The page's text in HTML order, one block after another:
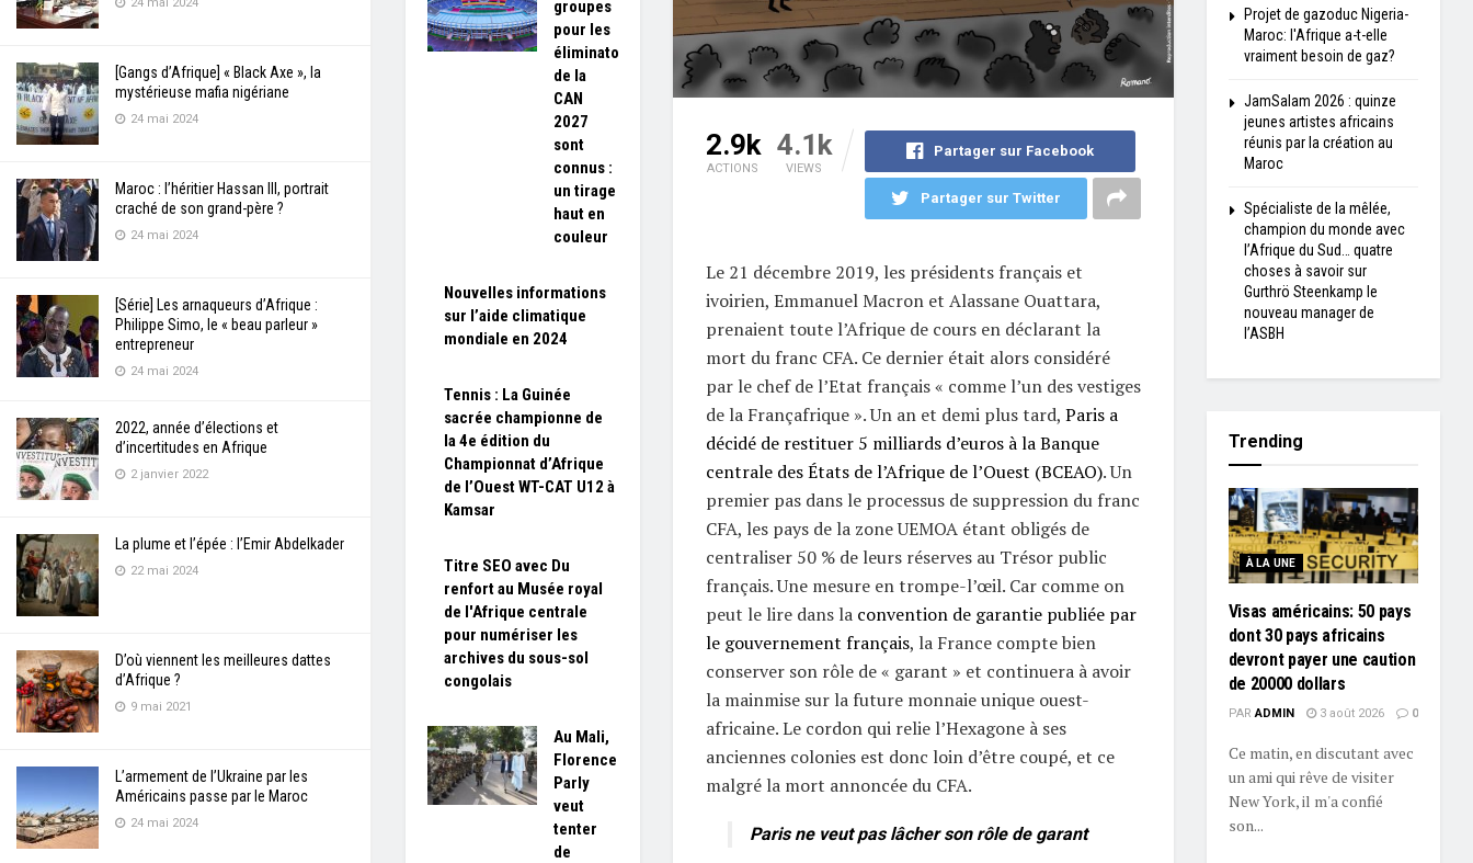
[Gangs d’Afrique] « Black Axe », la
mystérieuse mafia nigériane
24 mai 2024
Maroc : l’héritier Hassan III, portrait
craché de son grand-père ?
24 mai 2024
[Série] Les arnaqueurs d’Afrique :
Philippe Simo, le « beau parleur »
entrepreneur
24 mai 2024
2022, année d’élections et
d’incertitudes en Afrique
2 janvier 2022
La plume et l’épée : l’Emir Abdelkader
22 mai 2024
D’où viennent les meilleures dattes
d’Afrique ?
9 mai 2021
L’armement de l’Ukraine par les
Américains passe par le Maroc
24 mai 2024
2.9k
ACTIONS
4.1k
VIEWS
Partager sur Facebook
Partager sur Twitter
Le 21 décembre 2019, les présidents français et
ivoirien, Emmanuel Macron et Alassane Ouattara,
prenaient toute l’Afrique de cours en déclarant la
mort du franc CFA. Ce dernier était alors considéré
par le chef de l’Etat français « comme l’un des vestiges
de la Françafrique ». Un an et demi plus tard, Paris a
décidé de restituer 5 milliards d’euros à la Banque
centrale des États de l’Afrique de l’Ouest (BCEAO). Un
premier pas dans le processus de suppression du franc
CFA, les pays de la zone UEMOA étant obligés de
centraliser 50 % de leurs réserves au Trésor public
français. Une mesure en trompe-l’œil. Car comme on
peut le lire dans la convention de garantie publiée par
le gouvernement français, la France compte bien
conserver son rôle de « garant » et continuera à avoir
la mainmise sur la future monnaie unique ouest-
africaine. Le cordon qui relie l’Hexagone à ses
anciennes colonies est donc loin d’être coupé, et ce
malgré la mort annoncée du CFA.
Paris ne veut pas lâcher son rôle de garant
groupes
pour les
éliminatoires
de la
CAN
2027
sont
connus :
un tirage
haut en
couleur
Nouvelles informations
sur l’aide climatique
mondiale en 2024
Tennis : La Guinée
sacrée championne de
la 4e édition du
Championnat d’Afrique
de l’Ouest WT-CAT U12 à
Kamsar
Titre SEO avec Du
renfort au Musée royal
de l'Afrique centrale
pour numériser les
archives du sous-sol
congolais
Au Mali,
Florence
Parly
veut
tenter
de
Projet de gazoduc Nigeria-
Maroc: l'Afrique a-t-elle
vraiment besoin de gaz?
JamSalam 2026 : quinze
jeunes artistes africains
réunis par la création au
Maroc
Spécialiste de la mêlée,
champion du monde avec
l’Afrique du Sud… quatre
choses à savoir sur
Gurthrö Steenkamp le
nouveau manager de
l’ASBH
Trending
À LA UNE
Visas américains: 50 pays
dont 30 pays africains
devront payer une caution
de 20000 dollars
PAR ADMIN 3 août 2026 0
Ce matin, en discutant avec
un ami qui rêve de visiter
New York, il m'a confié
son...